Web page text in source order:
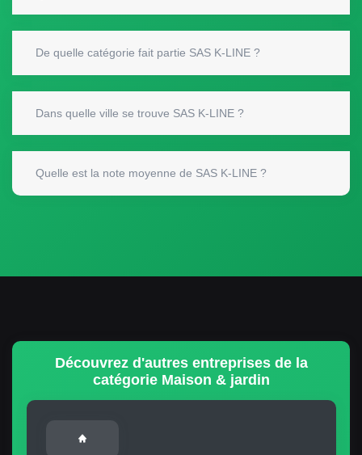
De quelle catégorie fait partie SAS K-LINE ?
Dans quelle ville se trouve SAS K-LINE ?
Quelle est la note moyenne de SAS K-LINE ?
Découvrez d'autres entreprises de la
catégorie Maison & jardin